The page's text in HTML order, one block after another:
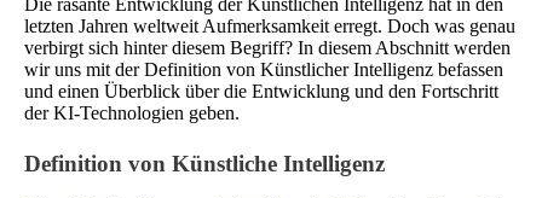
letzten Jahren weltweit Aufmerksamkeit erregt. Doch was genau
verbirgt sich hinter diesem Begriff? In diesem Abschnitt werden
wir uns mit der Definition von Künstlicher Intelligenz befassen
und einen Überblick über die Entwicklung und den Fortschritt
der KI-Technologien geben.
Definition von Künstliche Intelligenz